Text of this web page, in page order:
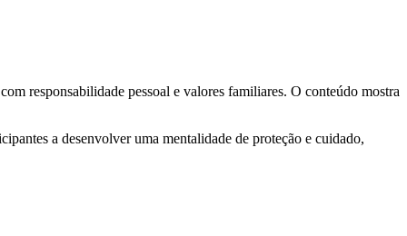
responsabilidade pessoal e valores familiares. O conteúdo mostra
a desenvolver uma mentalidade de proteção e cuidado,